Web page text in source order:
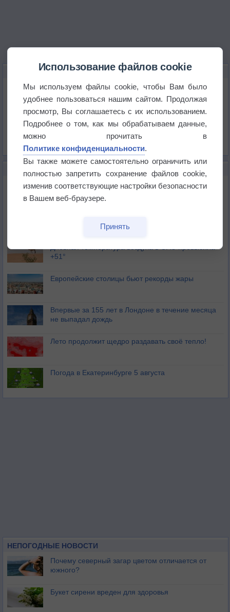
КАРТЫ ПОГОДЫ В ХОРШЕМЕ
Температура
Давление
Осадки
Список всех карт
Июль в России стал самым тёплым за всю
историю
Дневная температура воздуха в ОАЭ превысила
+51°
Европейские столицы бьют рекорды жары
Впервые за 155 лет в Лондоне в течение месяца
не выпадал дождь
Лето продолжит щедро раздавать своё тепло!
Погода в Екатеринбурге 5 августа
НЕПОГОДНЫЕ НОВОСТИ
Почему северный загар цветом отличается от
южного?
Букет сирени вреден для здоровья
Использование файлов cookie
Мы используем файлы cookie, чтобы Вам было
удобнее пользоваться нашим сайтом. Продолжая
просмотр, Вы соглашаетесь с их использованием.
Подробнее о том, как мы обрабатываем данные,
можно прочитать в
Политике конфиденциальности.
Вы также можете самостоятельно ограничить или
полностью запретить сохранение файлов cookie,
изменив соответствующие настройки безопасности
в Вашем веб-браузере.
Принять